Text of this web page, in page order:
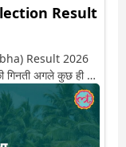
Result
Result 2026
गिनती अगले कुछ ही देर
आगे-कौन पीछे से लेकर
हो रही हर एक हलचल